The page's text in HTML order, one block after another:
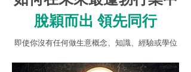
脫穎而出 領先同行
​即使你沒有任何做生意概念、知識、經驗或學位